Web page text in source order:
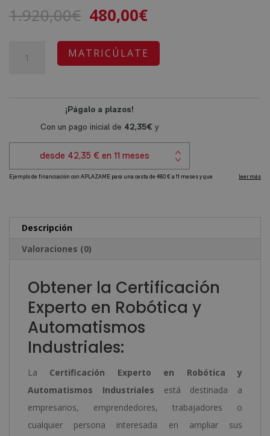
1.920,00€ El
original
era:
480,00€El
actual
es:
Industriales
cantidad
MATRICÚLATE
t
Descripción
Valoraciones (0)
Obtener la Certificación
Experto en Robótica y
Automatismos
Industriales:
La Certificación Experto en Robótica y
Automatismos Industriales está destinada a
empresarios, emprendedores, trabajadores o
cualquier persona interesada en ampliar sus